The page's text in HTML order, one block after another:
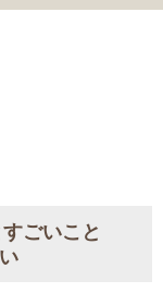
ごいこと